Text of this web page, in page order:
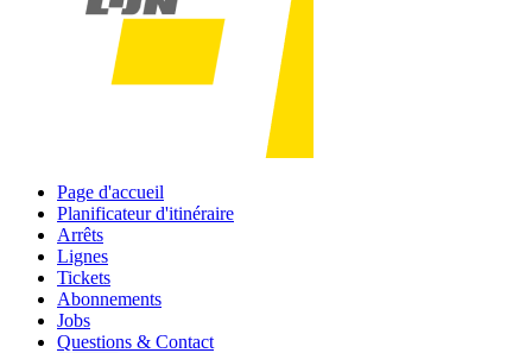
Page d'accueil
Planificateur d'itinéraire
Arrêts
Lignes
Tickets
Abonnements
Jobs
Questions & Contact